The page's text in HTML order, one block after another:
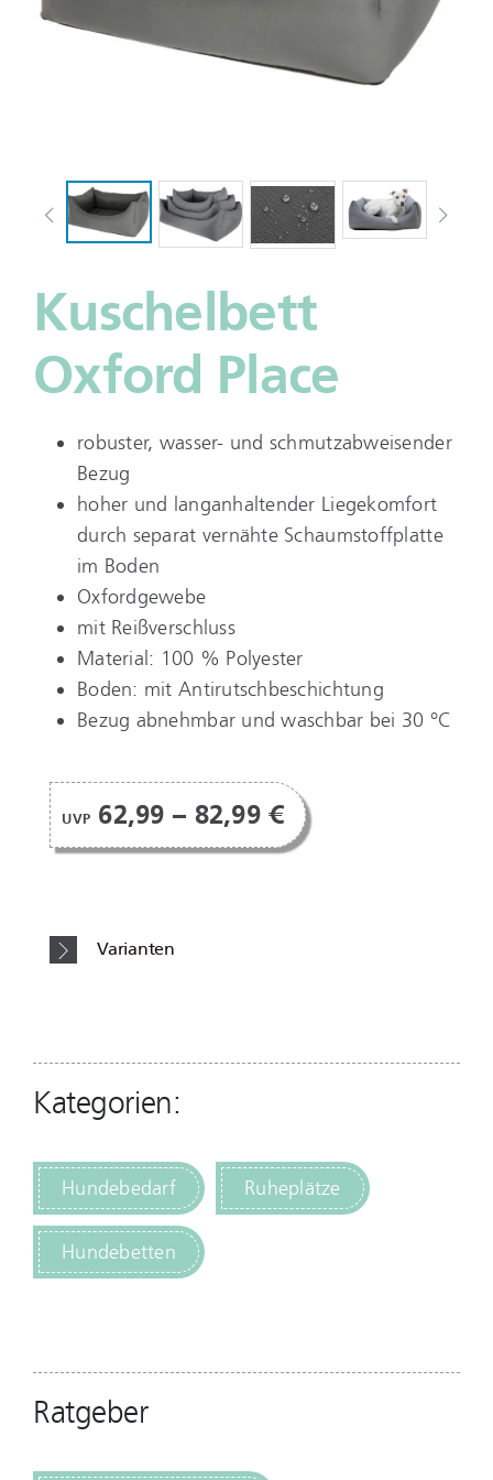
Kuschelbett
Oxford Place
robuster, wasser- und schmutzabweisender
Bezug
hoher und langanhaltender Liegekomfort
durch separat vernähte Schaumstoffplatte
im Boden
Oxfordgewebe
mit Reißverschluss
Material: 100 % Polyester
Boden: mit Antirutschbeschichtung
Bezug abnehmbar und waschbar bei 30 °C
UVP 62,99 – 82,99 €
Varianten
Kategorien:
Hundebedarf Ruheplätze
Hundebetten
Ratgeber